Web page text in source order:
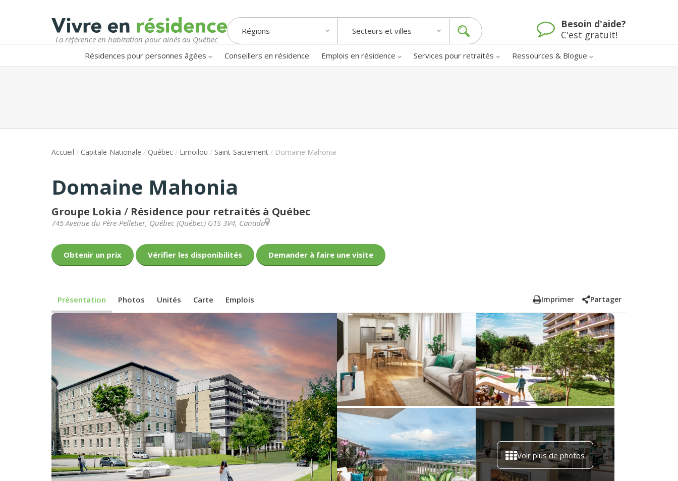
La référence en habitation pour ainés au Québec
Régions Secteurs et villes
Besoin d'aide?
C'est gratuit!
Résidences pour personnes âgées Conseillers en résidence Emplois en résidence Services pour retraités Ressources & Blogue
Accueil / Capitale-Nationale / Québec / Limoilou / Saint-Sacrement / Domaine Mahonia
Domaine Mahonia
Groupe Lokia / Résidence pour retraités à Québec
745 Avenue du Père-Pelletier, Québec (Québec) G1S 3V4, Canada
Obtenir un prix Vérifier les disponibilités Demander à faire une visite
Présentation Photos Unités Carte Emplois Imprimer Partager
Voir plus de photos